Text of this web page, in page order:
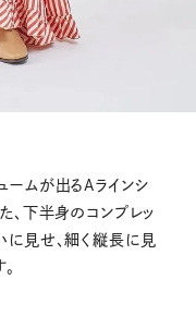
ームが出るAラインシ
、下半身のコンプレッ
に見せ、細く縦長に見